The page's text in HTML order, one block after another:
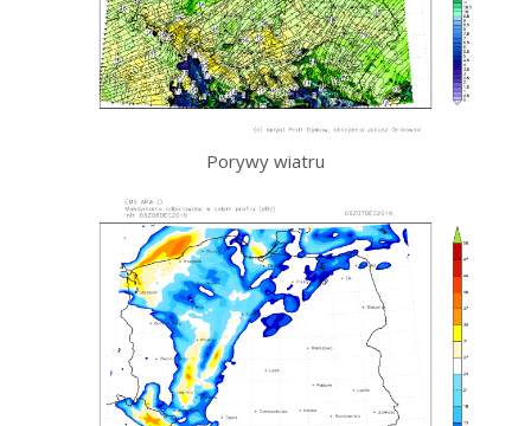
Porywy wiatru